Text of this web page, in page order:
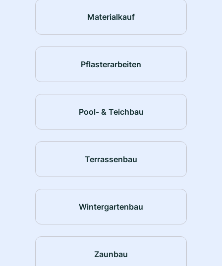
Materialkauf
Pflasterarbeiten
Pool- & Teichbau
Terrassenbau
Wintergartenbau
Zaunbau